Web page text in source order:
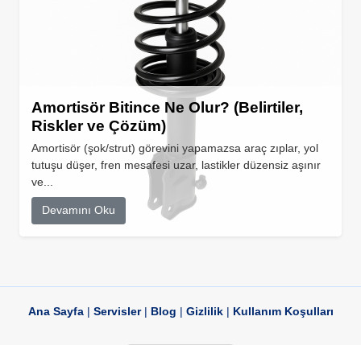
Amortisör Bitince Ne Olur? (Belirtiler,
Riskler ve Çözüm)
Amortisör (şok/strut) görevini yapamazsa araç zıplar, yol
tutuşu düşer, fren mesafesi uzar, lastikler düzensiz aşınır
ve...
Devamını Oku
Ana Sayfa| Servisler| Blog | Gizlilik| Kullanım Koşulları